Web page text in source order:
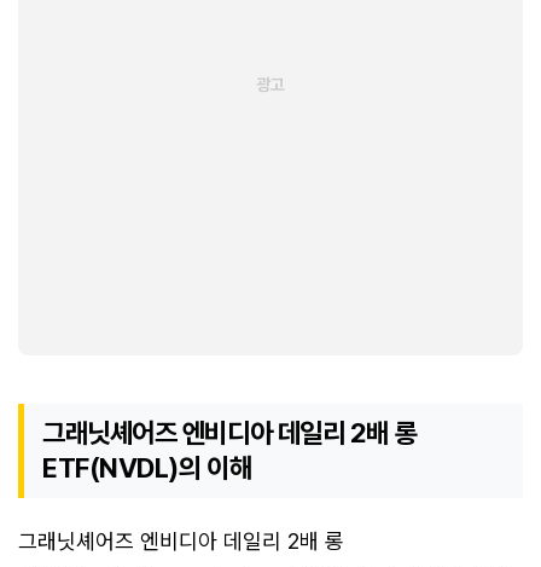
그래닛셰어즈 엔비디아 데일리 2배 롱
ETF(NVDL)의 이해
그래닛셰어즈 엔비디아 데일리 2배 롱